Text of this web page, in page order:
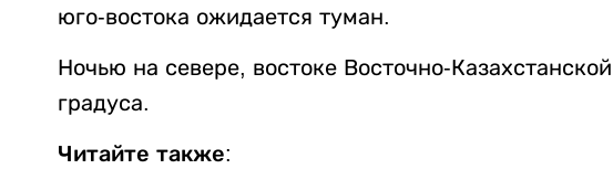
юго-востока ожидается туман.
Ночью на севере, востоке Восточно-
градуса.
Читайте также: